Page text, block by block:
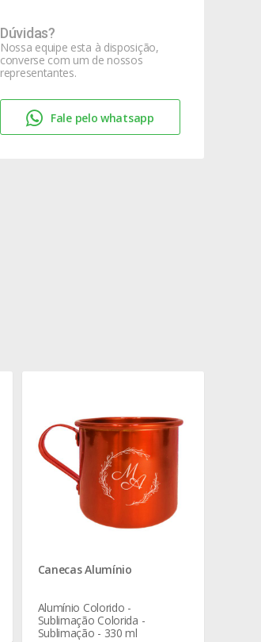
Dúvidas?
Nossa equipe esta à disposição,
converse com um de nossos
representantes.
Fale pelo whatsapp
Canecas Alumínio
Alumínio Colorido -
Sublimação Colorida -
Sublimação - 330 ml